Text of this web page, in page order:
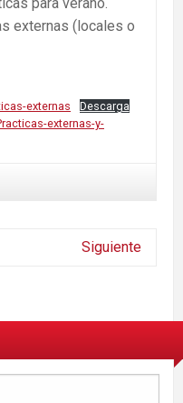
externas (locales o
externas
Descarga
externas-y-
Siguiente